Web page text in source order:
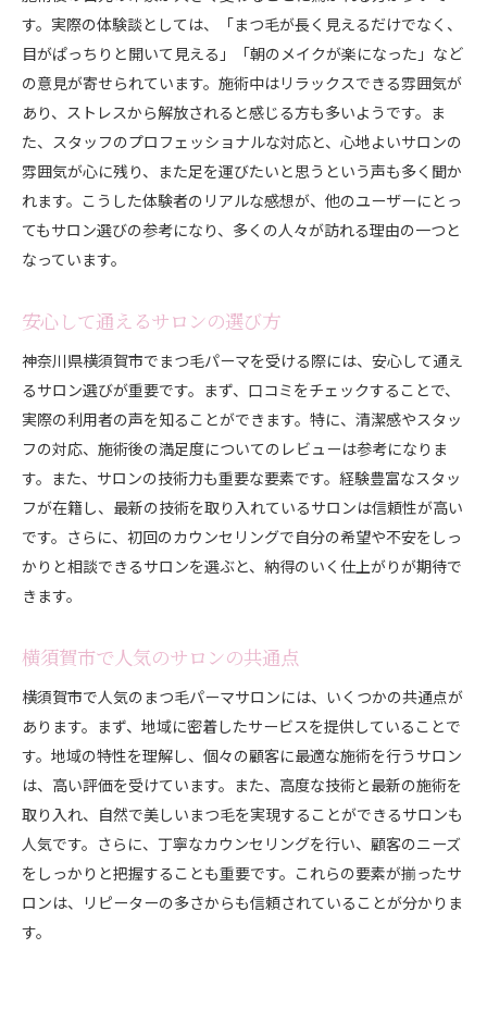
す。実際の体験談としては、「まつ毛が長く見えるだけでなく、
目がぱっちりと開いて見える」「朝のメイクが楽になった」など
の意見が寄せられています。施術中はリラックスできる雰囲気が
あり、ストレスから解放されると感じる方も多いようです。ま
た、スタッフのプロフェッショナルな対応と、心地よいサロンの
雰囲気が心に残り、また足を運びたいと思うという声も多く聞か
れます。こうした体験者のリアルな感想が、他のユーザーにとっ
てもサロン選びの参考になり、多くの人々が訪れる理由の一つと
なっています。
安心して通えるサロンの選び方
神奈川県横須賀市でまつ毛パーマを受ける際には、安心して通え
るサロン選びが重要です。まず、口コミをチェックすることで、
実際の利用者の声を知ることができます。特に、清潔感やスタッ
フの対応、施術後の満足度についてのレビューは参考になりま
す。また、サロンの技術力も重要な要素です。経験豊富なスタッ
フが在籍し、最新の技術を取り入れているサロンは信頼性が高い
です。さらに、初回のカウンセリングで自分の希望や不安をしっ
かりと相談できるサロンを選ぶと、納得のいく仕上がりが期待で
きます。
横須賀市で人気のサロンの共通点
横須賀市で人気のまつ毛パーマサロンには、いくつかの共通点が
あります。まず、地域に密着したサービスを提供していることで
す。地域の特性を理解し、個々の顧客に最適な施術を行うサロン
は、高い評価を受けています。また、高度な技術と最新の施術を
取り入れ、自然で美しいまつ毛を実現することができるサロンも
人気です。さらに、丁寧なカウンセリングを行い、顧客のニーズ
をしっかりと把握することも重要です。これらの要素が揃ったサ
ロンは、リピーターの多さからも信頼されていることが分かりま
す。